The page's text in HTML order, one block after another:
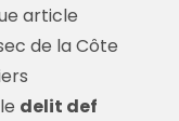
article
de la Côte
delit def